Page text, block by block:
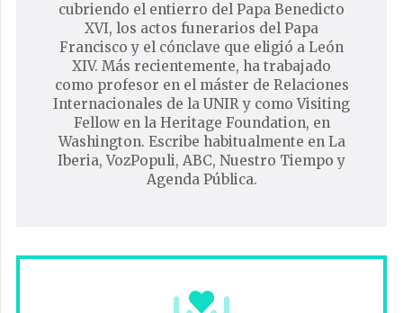
cubriendo el entierro del Papa Benedicto
XVI, los actos funerarios del Papa
Francisco y el cónclave que eligió a León
XIV. Más recientemente, ha trabajado
como profesor en el máster de Relaciones
Internacionales de la UNIR y como Visiting
Fellow en la Heritage Foundation, en
Washington. Escribe habitualmente en La
Iberia, VozPopuli, ABC, Nuestro Tiempo y
Agenda Pública.